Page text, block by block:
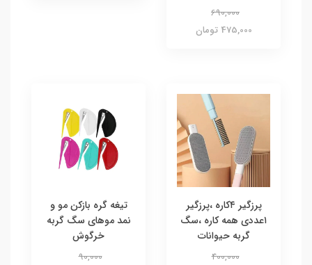
690,000
475,000 تومان
پرزگیر ۴کاره ،پرزگیر
۱عددی همه کاره ،سگ
گربه حیوانات
400,000
تیغه گره بازکن مو و
نمد موهای سگ گربه
خرگوش
90,000